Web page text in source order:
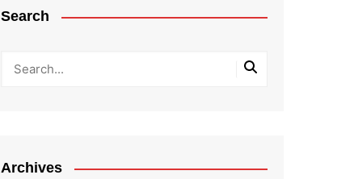
Search
Archives